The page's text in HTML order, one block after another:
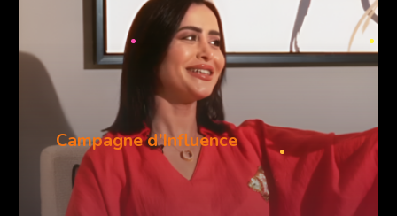
Campagne d’Influence